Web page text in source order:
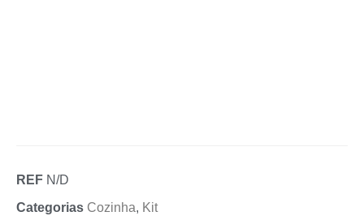
REF N/D
Categorias Cozinha, Kit